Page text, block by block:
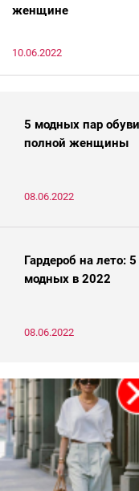
женщине
10.06.2022
5 модных пар
полной женщины
08.06.2022
Гардероб на лето:
модных в 2022
08.06.2022